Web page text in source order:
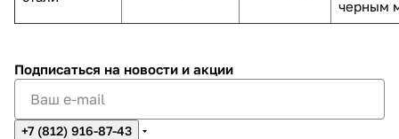
черным
Подписаться на новости и акции
+7 (812) 916-87-43